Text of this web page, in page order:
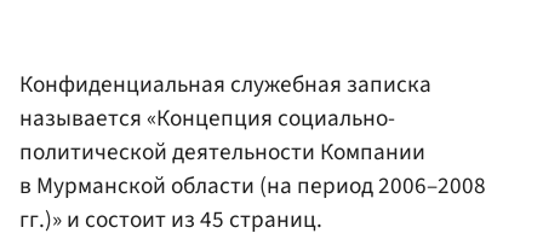
Конфиденциальная служебная записка
называется «Концепция социально-
политической деятельности Компании
в Мурманской области (на период 2006–2008
гг.)» и состоит из 45 страниц.